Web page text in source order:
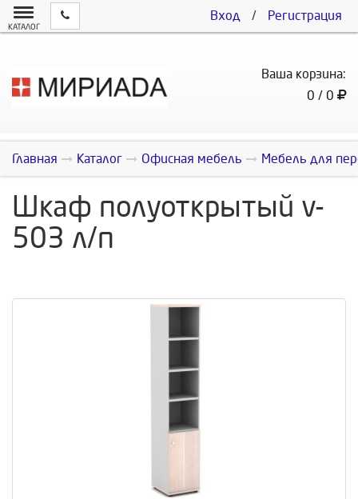
Вход / Регистрация
КАТАЛОГ
Ваша корзина:
0 / 0
Главная Каталог Офисная мебель Мебель для
Шкаф полуоткрытый v-
503 л/п